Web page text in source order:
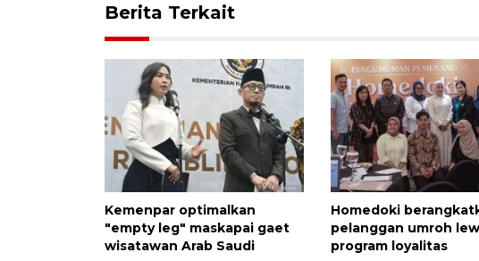
Berita Terkait
Kemenpar optimalkan
"empty leg" maskapai gaet
wisatawan Arab Saudi
Homedoki
pelanggan umroh
program loyalitas